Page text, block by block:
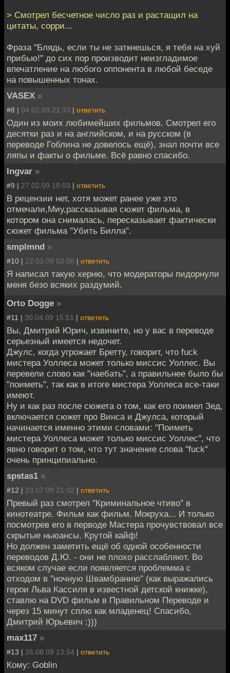
> Смотрел бесчетное число раз и растащил на
цитаты, сорри...
Фраза "Блядь, если ты не заткнешься, я тебя на хуй
прибью!" до сих пор производит неизгладимое
впечатление на любого оппонента в любой беседе
на повышенных тонах.
VASEX »
#8 | 04.02.09 21:33 | ответить
Один из моих любимейших фильмов. Смотрел его
десятки раз и на английском, и на русском (в
переводе Гоблина не довелось ещё), знал почти все
ляпы и факты о фильме. Всё равно спасибо.
Ingvar »
#9 | 27.02.09 18:03 | ответить
В рецензии нет, хотя может ранее уже это
отмечали,Миу,рассказывая сюжет фильма, в
котором она снималась, пересказывает фактически
сюжет фильма "Убить Билла".
smplmnd »
#10 | 22.03.09 02:06 | ответить
Я написал такую херню, что модераторы пидорнули
меня безо всяких раздумий.
Orto Dogge »
#11 | 30.04.09 15:51 | ответить
Вы, Дмитрий Юрич, извините, но у вас в переводе
серьезный имеется недочет.
Джулс, когда угрожает Бретту, говорит, что fuck
мистера Уоллеса может только миссис Уоллес. Вы
перевели слово как "наебать", а правильнее было бы
"поиметь", так как в итоге мистера Уоллеса все-таки
имеют.
Ну и как раз после сюжета о том, как его поимел Зед,
включается сюжет про Винса и Джулса, который
начинается именно этими словами: "Поиметь
мистера Уоллеса может только миссис Уоллес", что
явно говорит о том, что тут значение слова "fuck"
очень принципиально.
spstas1 »
#12 | 23.07.09 21:02 | ответить
Превый раз смотрел "Криминальное чтиво" в
кинотеатре. Фильм как фильм. Мокруха... И только
посмотрев его в перводе Мастера прочувствовал все
скрытые ньюансы. Крутой кайф!
Но должен заметить ещё об одной особенности
переводов Д.Ю. - они не плохо расслабляют. Во
всяком случае если появляется проблемма с
отходом в "ночную Швамбранию" (как выражались
герои Льва Кассиля в известной детской книжке),
ставлю на DVD фильм в Правильном Переводе и
через 15 минут сплю как младенец! Спасибо,
Дмитрий Юрьевич :)))
max117 »
#13 | 26.08.09 13:54 | ответить
Кому: Goblin